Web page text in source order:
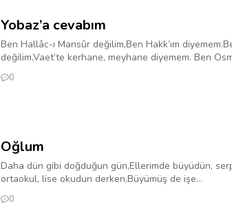
Yobaz’a cevabım
Ben Hallâc-ı Mansûr değilim,Ben Hakk’ım
değilim,Vaet’te kerhane, meyhane diyemem. Ben
0
Oğlum
Daha dün gibi doğduğun gün,Ellerimde büyüdün,
ortaokul, lise okudun derken,Büyümüş de işe...
0